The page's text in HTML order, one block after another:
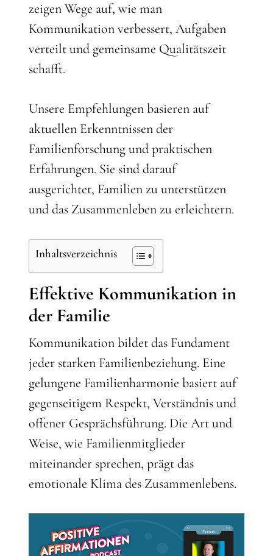
zeigen Wege auf, wie man
Kommunikation verbessert, Aufgaben
verteilt und gemeinsame Qualitätszeit
schafft.
Unsere Empfehlungen basieren auf
aktuellen Erkenntnissen der
Familienforschung und praktischen
Erfahrungen. Sie sind darauf
ausgerichtet, Familien zu unterstützen
und das Zusammenleben zu erleichtern.
Inhaltsverzeichnis
Effektive Kommunikation in
der Familie
Kommunikation bildet das Fundament
jeder starken Familienbeziehung. Eine
gelungene Familienharmonie basiert auf
gegenseitigem Respekt, Verständnis und
offener Gesprächsführung. Die Art und
Weise, wie Familienmitglieder
miteinander sprechen, prägt das
emotionale Klima des Zusammenlebens.